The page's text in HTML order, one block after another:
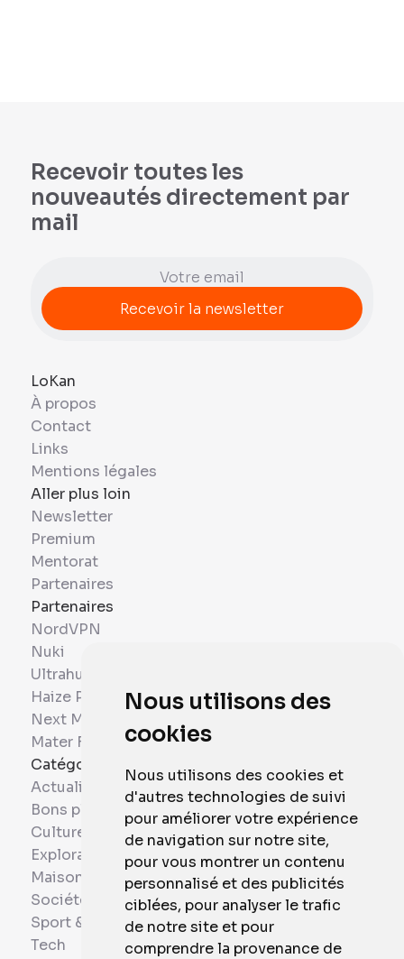
Nous utilisons des
cookies
Nous utilisons des cookies et
d'autres technologies de suivi
pour améliorer votre expérience
de navigation sur notre site,
pour vous montrer un contenu
personnalisé et des publicités
ciblées, pour analyser le trafic
de notre site et pour
comprendre la provenance de
Recevoir toutes les
nouveautés directement par
mail
LoKan
À propos
Contact
Links
Mentions légales
Aller plus loin
Newsletter
Premium
Mentorat
Partenaires
Partenaires
NordVPN
Nuki
Ultrahuman
Haize Project
Next Mobiles
Mater France
Catégories
Actualités
Bons plans
Culture
Exploration
Maison et Domotique
Société
Sport & Santé
Tech